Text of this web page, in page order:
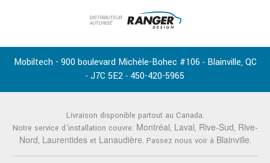
DISTRIBUTEUR
AUTORISÉ
Mobiltech - 900 boulevard Michèle-Bohec #106 - Blainville, QC
- J7C 5E2 - 450-420-5965
Livraison disponible partout au Canada.
Notre service d'installation couvre: Montréal, Laval, Rive-Sud, Rive-
Nord, Laurentideset Lanaudière. Passez nous voir à Blainville.